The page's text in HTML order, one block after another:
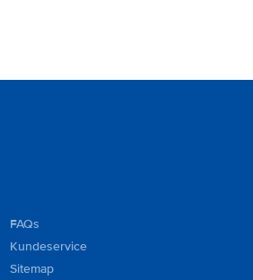
FAQs
Kundeservice
Sitemap